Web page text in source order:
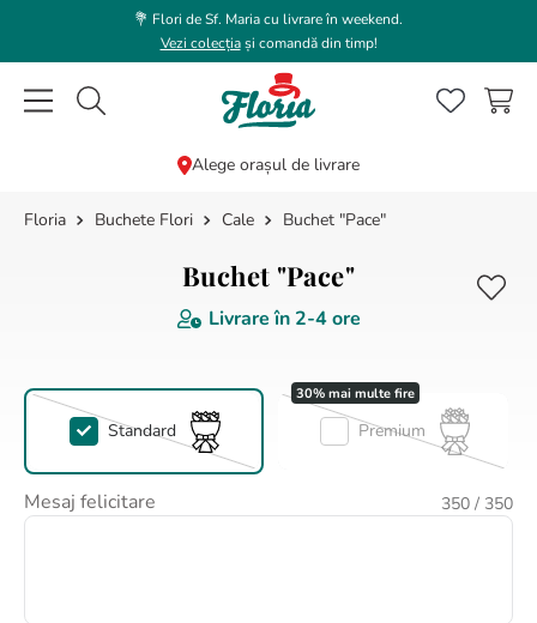
💐 Flori de Sf. Maria cu livrare în weekend.
Vezi colecțiași comandă din timp!
Caută flori, plante, cadouri...
Alege orașul de livrare
Buchete Flori Cale Buchet "Pace"
Buchet "Pace"
Livrare în 2-4 ore
Standard Premium
Mesaj felicitare 350 / 350
CĂUTĂRI POPULARE
4.
buchet lalele
hortensie
6.
buchet trandafiri
7.
buchet crini